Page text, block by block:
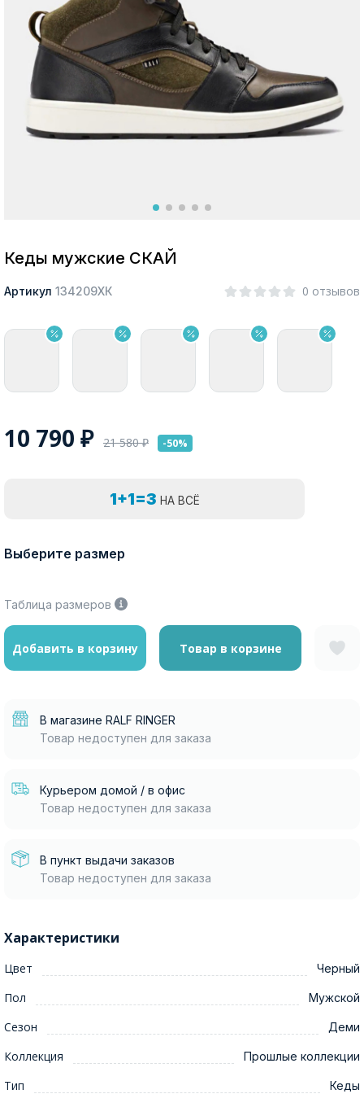
Кеды мужские СКАЙ
Артикул 134209ХК 0 отзывов
10 790 ₽ 21 580₽ -50%
1+1=3 НА ВСЁ
Выберите размер
Таблица размеров
Добавить в корзину Товар в корзине
В магазине RALF RINGER
Товар недоступен для заказа
Курьером домой / в офис
Товар недоступен для заказа
В пункт выдачи заказов
Товар недоступен для заказа
Характеристики
Цвет Черный
Пол Мужской
Сезон Деми
Коллекция Прошлые коллекции
Тип Кеды